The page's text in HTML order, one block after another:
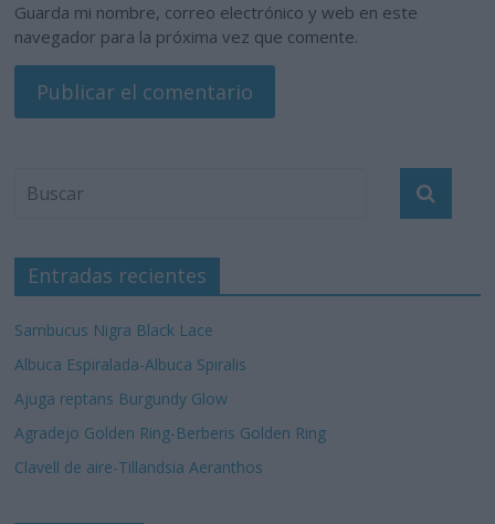
Guarda mi nombre, correo electrónico y web en este
navegador para la próxima vez que comente.
Entradas recientes
Sambucus Nigra Black Lace
Albuca Espiralada-Albuca Spiralis
Ajuga reptans Burgundy Glow
Agradejo Golden Ring-Berberis Golden Ring
Clavell de aire-Tillandsia Aeranthos